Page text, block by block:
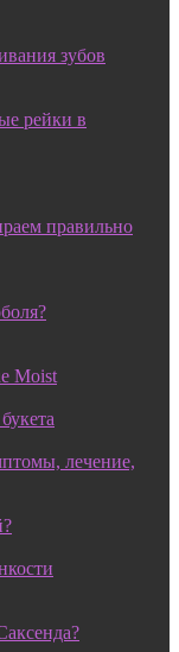
зубов
рейки в
правильно
Moist
лечение,